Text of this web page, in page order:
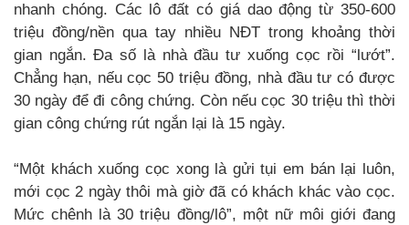
nhanh chóng. Các lô đất có giá dao động từ 350-600
triệu đồng/nền qua tay nhiều NĐT trong khoảng thời
gian ngắn. Đa số là nhà đầu tư xuống cọc rồi “lướt”.
Chẳng hạn, nếu cọc 50 triệu đồng, nhà đầu tư có được
30 ngày để đi công chứng. Còn nếu cọc 30 triệu thì thời
gian công chứng rút ngắn lại là 15 ngày.
“Một khách xuống cọc xong là gửi tụi em bán lại luôn,
mới cọc 2 ngày thôi mà giờ đã có khách khác vào cọc.
Mức chênh là 30 triệu đồng/lô”, một nữ môi giới đang